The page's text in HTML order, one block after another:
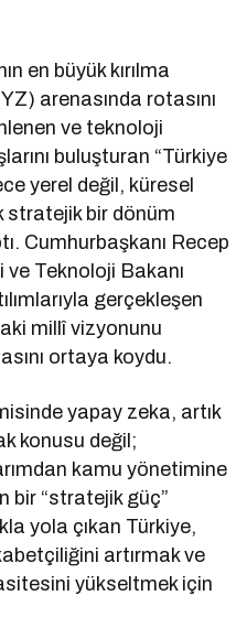
en büyük kırılma
arenasında rotasını
ve teknoloji
buluşturan “Türkiye
yerel değil, küresel
stratejik bir dönüm
Cumhurbaşkanı Recep
Teknoloji Bakanı
gerçekleşen
millî vizyonunu
ortaya koydu.
yapay zeka, artık
konusu değil;
kamu yönetimine
bir “stratejik güç”
yola çıkan Türkiye,
artırmak ve
yükseltmek için